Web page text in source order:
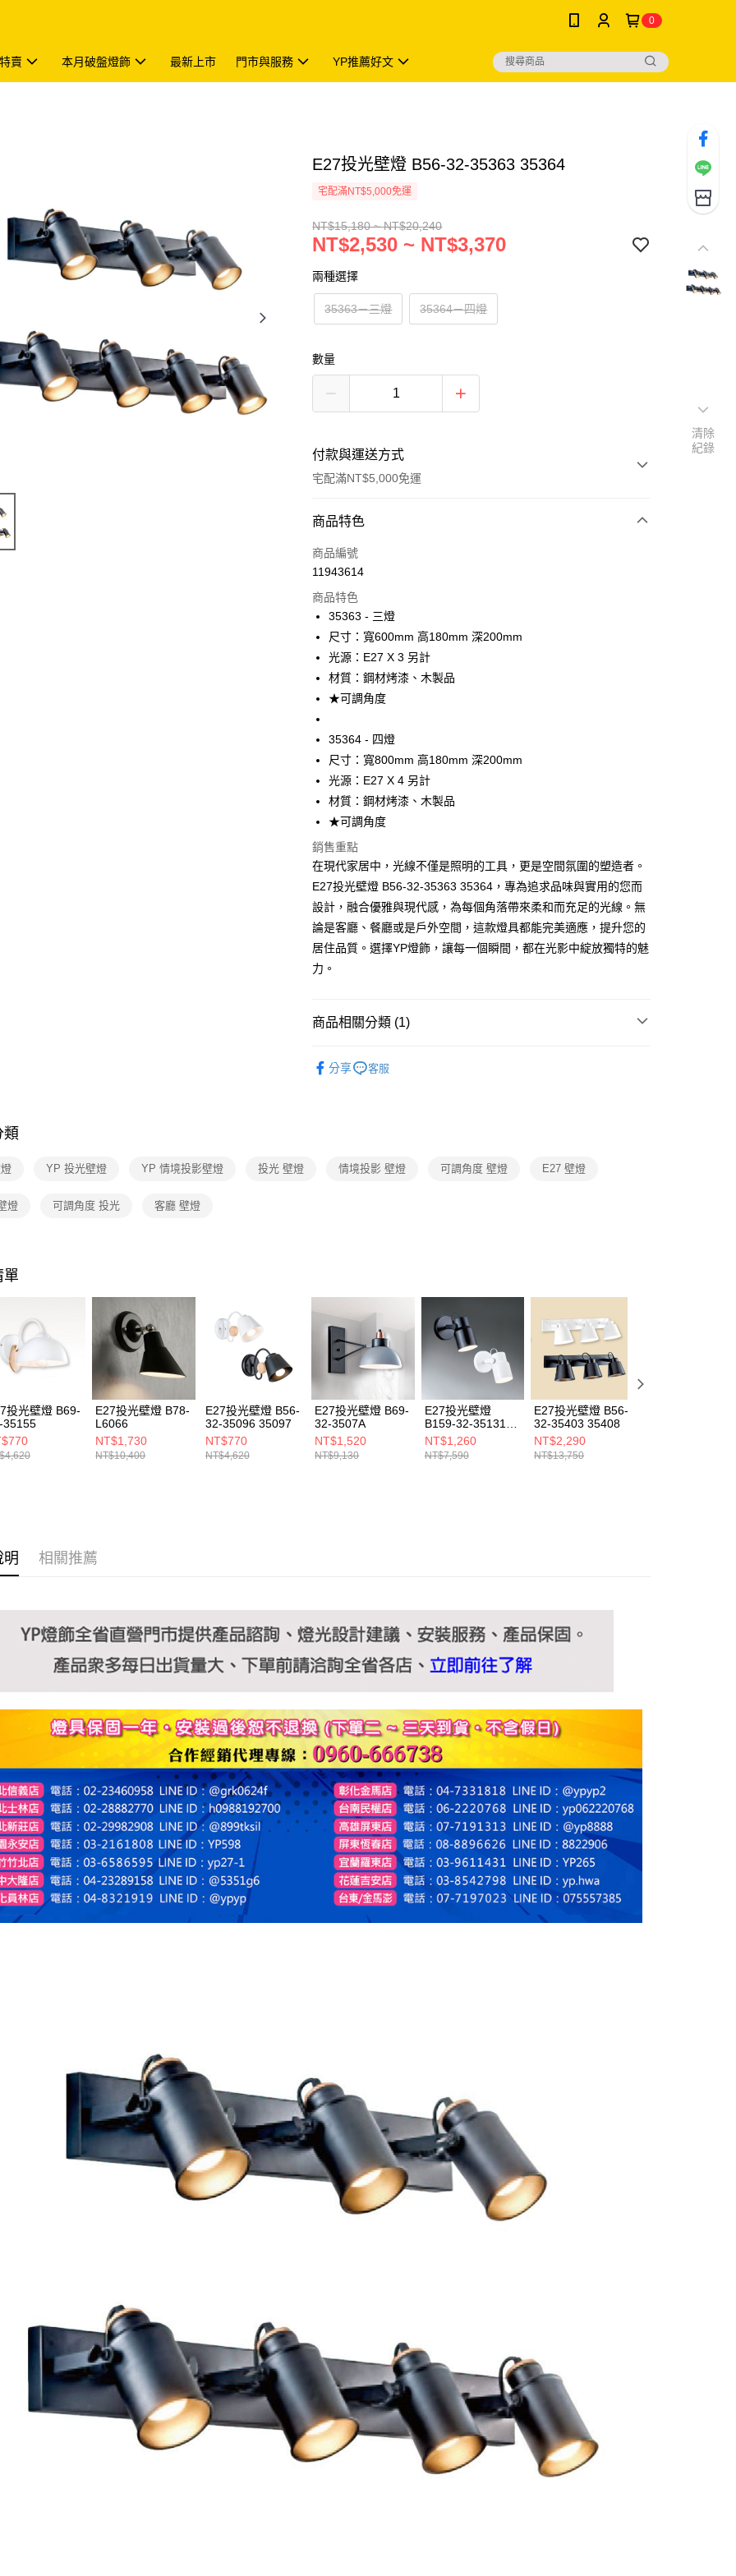
0
賣 本月破盤燈飾 最新上市 門市與服務 YP推薦好文
E27投光壁燈 B56-32-35363 35364
宅配滿NT$5,000免運
NT$15,180 ~ NT$20,240
NT$2,530 ~ NT$3,370
兩種選擇
35363－三燈 35364－四燈
數量
付款與運送方式
宅配滿NT$5,000免運
付款方式
信用卡一次付款
Apple Pay
街口支付
悠遊付
Google Pay
全盈+PAY
AFTEE先享後付
相關說明
【關於「AFTEE先享後付」】
AFTEE先享後付是「在收到商品之後才付款」的支付方式。 讓您購物簡單
便利好安心！
１．簡單：不需註冊會員、不需綁卡、不需儲值。
２．便利：只要手機號碼，簡訊認證，即可結帳。
３．安心：先確認商品／服務後，再付款。
【「AFTEE先享後付」結帳流程】
付」結帳頁面，進行簡訊認證並確認金額後，即可完成結帳。
２．訂單成立數日內，您將收到繳費通知簡訊。
／ATM／網路銀行／等多元方式進行付款，方視為交易完成。
先享後付繳納相關費用。
付客戶支援中心」
https://aftee.tw/terms/#terms3
ATM付款
運送方式
新竹貨運宅配
每筆NT$180，滿NT$5,000(含以上)免運費
商品特色
商品編號
11943614
商品特色
35363 - 三燈
尺寸：寬600mm 高180mm 深200mm
光源：E27 X 3 另計
材質：鋼材烤漆、木製品
★可調角度
35364 - 四燈
尺寸：寬800mm 高180mm 深200mm
光源：E27 X 4 另計
材質：鋼材烤漆、木製品
★可調角度
銷售重點
在現代家居中，光線不僅是照明的工具，更是空間氛圍的塑造者。
E27投光壁燈 B56-32-35363 35364，專為追求品味與實用的您而
設計，融合優雅與現代感，為每個角落帶來柔和而充足的光線。無
論是客廳、餐廳或是戶外空間，這款燈具都能完美適應，提升您的
居住品質。選擇YP燈飾，讓每一個瞬間，都在光影中綻放獨特的魅
力。
商品相關分類 (1)
分享
客服
類
YP 投光壁燈 YP 情境投影壁燈 投光 壁燈 情境投影 壁燈 可調角度 壁燈 E27 壁燈
燈 可調角度 投光 客廳 壁燈
單
投光壁燈 B69-
35155
E27投光壁燈 B78-
L6066
NT$1,730
NT$10,400
E27投光壁燈 B56-
32-35096 35097
NT$770
NT$4,620
E27投光壁燈 B69-
32-3507A
NT$1,520
NT$9,130
E27投光壁燈
B159-32-35131
35132
NT$1,260
NT$7,590
E27投光壁燈 B56-
32-35403 35408
NT$2,290
NT$13,750
明 相關推薦
清除
紀錄